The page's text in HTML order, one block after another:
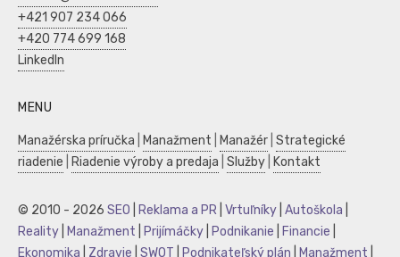
+421 907 234 066
+420 774 699 168
LinkedIn
MENU
Manažérska príručka Manažment Manažér Strategické
riadenie
Riadenie výroby a predaja Služby Kontakt
© 2010 - 2026 SEO Reklama a PR Vrtuľníky Autoškola
Reality
Manažment Prijímáčky Podnikanie Financie
Ekonomika
Zdravie SWOT Podnikateľský plán Manažment